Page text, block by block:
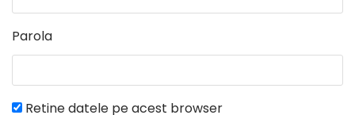
Parola
Retine datele pe acest browser